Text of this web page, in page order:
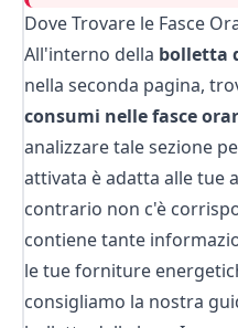
Dove Trovare le Fasce
All'interno della bolletta
nella seconda pagina,
consumi nelle fasce
analizzare tale sezione
attivata è adatta alle tue
contrario non c'è
contiene tante
le tue forniture
consigliamo la nostra